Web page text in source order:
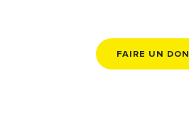
FAIRE UN DON